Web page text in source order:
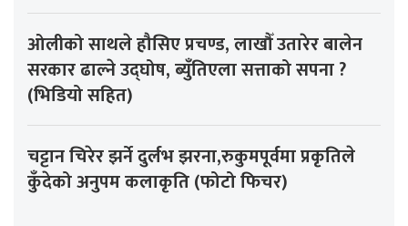
ओलीको साथले हौसिए प्रचण्ड, लाखौँ उतारेर बालेन
सरकार ढाल्ने उद्घोष, ब्युँतिएला सत्ताको सपना ?
(भिडियो सहित)
चट्टान चिरेर झर्ने दुर्लभ झरना,रुकुमपूर्वमा प्रकृतिले
कुँदेको अनुपम कलाकृति (फोटो फिचर)